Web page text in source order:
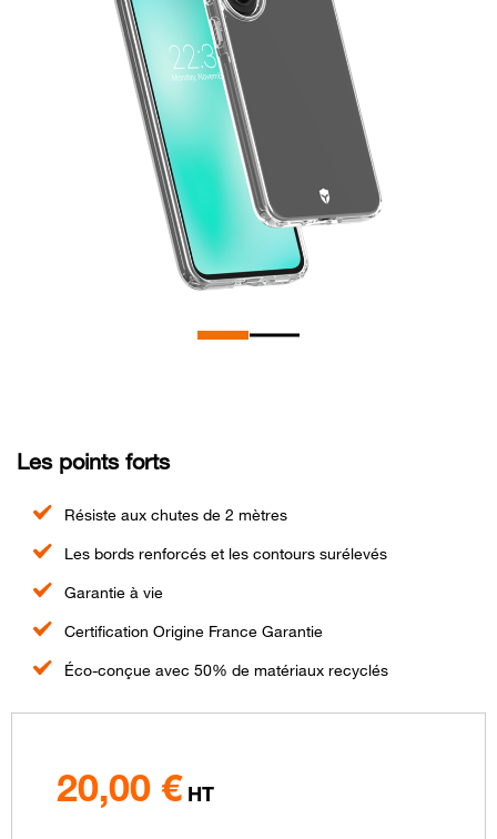
Les points forts
Résiste aux chutes de 2 mètres
Les bords renforcés et les contours surélevés
Garantie à vie
Certification Origine France Garantie
Éco-conçue avec 50% de matériaux recyclés
20,00 € HT